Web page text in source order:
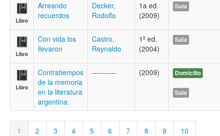
Libro
Arreando
recuerdos
Decker,
Rodolfo
1a ed.
(2009)
Sala
Libro
Con vida los
llevaron
Castro,
Reynaldo
1º ed.
(2004)
Sala
Libro
Contratiempos
de la memoria
en la literatura
argentina:
---------- (2009) Domicilio
Sala
1 2 3 4 5 6 7 8 9
10